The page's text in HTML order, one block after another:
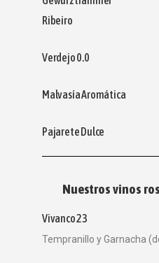
Ribeiro
Verdejo 0.0
Malvasía Aromática
Pajarete Dulce
Nuestros vinos
Vivanco 23
Tempranillo y Garnacha